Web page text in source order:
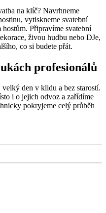
na klíč? Navrhneme
vytiskneme svatební
Připravíme svatební
živou hudbu nebo DJe,
co si budete přát.
profesionálů
den v klidu a bez starostí.
i o jejich odvoz a zařídíme
pokryjeme celý průběh